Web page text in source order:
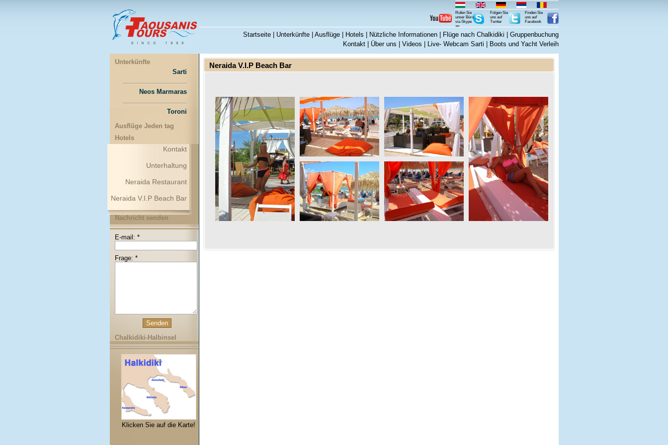
Rufen Sie
unser Büro
via Skype
an
Folgen Sie
uns auf
Twitter
Finden Sie
uns auf
Facebook
Startseite| Unterkünfte| Ausflüge| Hotels Nützliche Informationen| Flüge nach Chalkidiki
Gruppenbuchung
Kontakt| Über uns Videos Live- Webcam Sarti Boots und Yacht Verleih
Unterkünfte
Sarti
Neos Marmaras
Toroni
Ausflüge Jeden tag
Hotels
Kontakt
Unterhaltung
Neraida Restaurant
Neraida V.I.P Beach Bar
Nachricht senden
E-mail: *
Frage: *
Chalkidiki-Halbinsel
Klicken Sie auf die Karte!
Neraida V.I.P Beach Bar